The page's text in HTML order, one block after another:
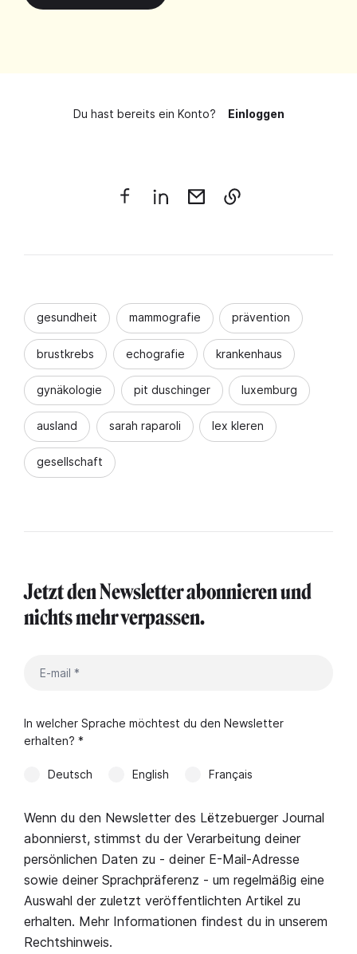
Du hast bereits ein Konto? Einloggen
gesundheit mammografie prävention
brustkrebs echografie krankenhaus
gynäkologie pit duschinger luxemburg
ausland sarah raparoli lex kleren
gesellschaft
Jetzt den Newsletter abonnieren und
nichts mehr verpassen.
In welcher Sprache möchtest du den Newsletter
erhalten? *
Deutsch English Français
Wenn du den Newsletter des Lëtzebuerger Journal
abonnierst, stimmst du der Verarbeitung deiner
persönlichen Daten zu - deiner E-Mail-Adresse
sowie deiner Sprachpräferenz - um regelmäßig eine
Auswahl der zuletzt veröffentlichten Artikel zu
erhalten. Mehr Informationen findest du in unserem
Rechtshinweis.